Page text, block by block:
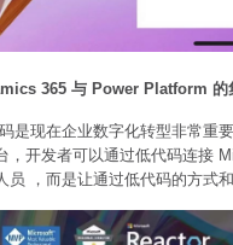
365 与 Power Platform 的
是现在企业数字化转型非常重
，开发者可以通过低代码连接
员 ，而是让通过低代码的方式